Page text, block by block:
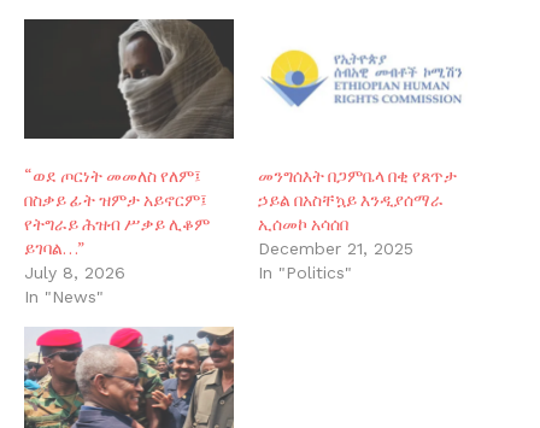
“ወደ ጦርነት መመለስ የለም፤
በስቃይ ፊት ዝምታ አይኖርም፤
የትግራይ ሕዝብ ሥቃይ ሊቆም
ይገባል…”
July 8, 2026
In "News"
መንግሰ‍እት በጋምቤላ በቂ የጸጥታ
ኃይል በአስቸኳይ እንዲያሰማራ
ኢሰመኮ አሳሰበ
December 21, 2025
In "Politics"